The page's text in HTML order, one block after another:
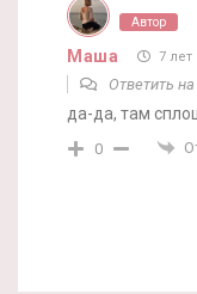
Автор
Маша 7 лет
Ответить на
да-да, там
0